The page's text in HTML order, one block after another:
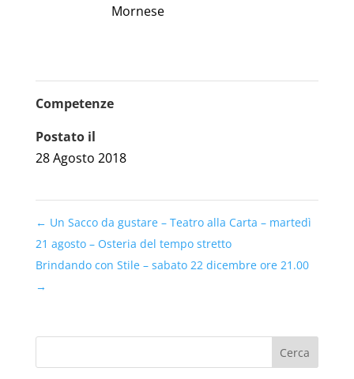
Mornese
Competenze
Postato il
28 Agosto 2018
← Un Sacco da gustare – Teatro alla Carta – martedì
21 agosto – Osteria del tempo stretto
Brindando con Stile – sabato 22 dicembre ore 21.00
→